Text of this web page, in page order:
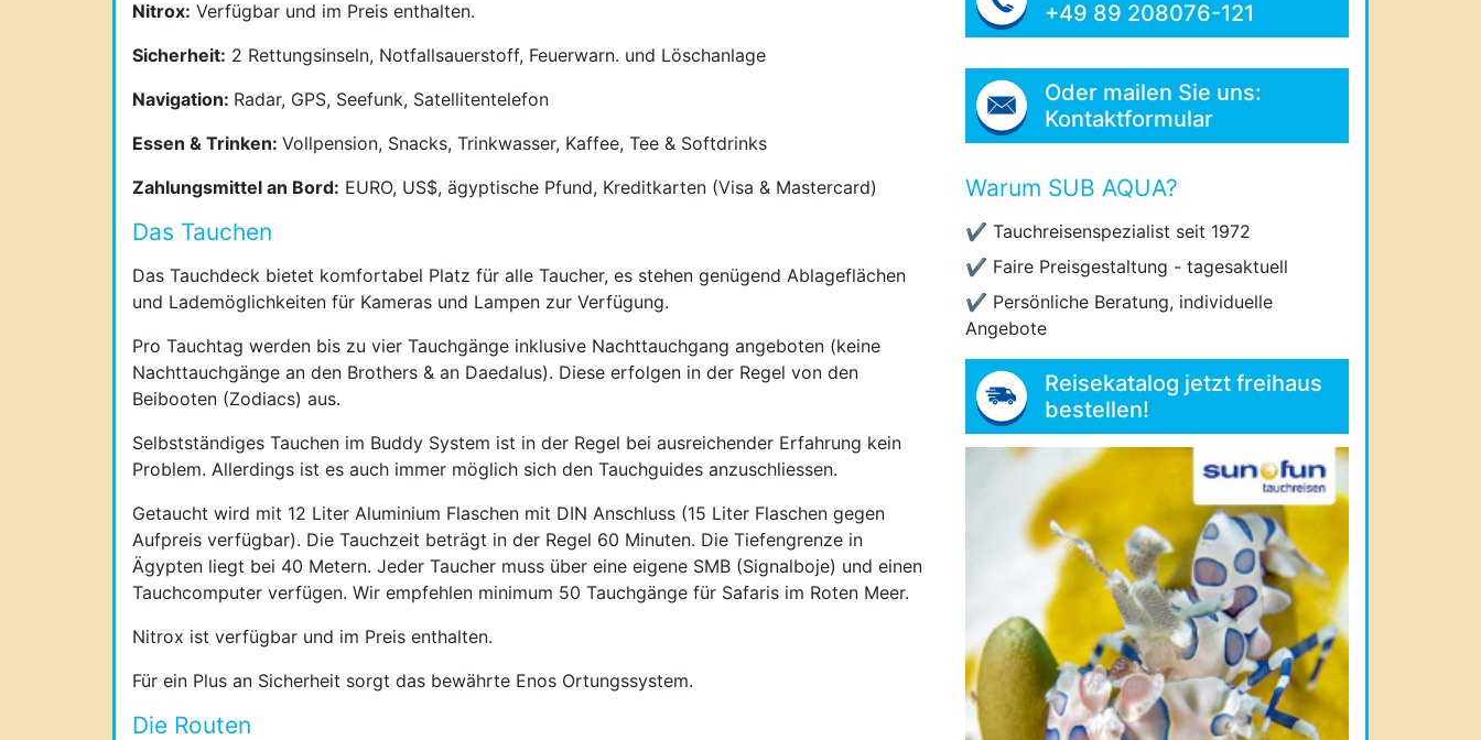
Nitrox: Verfügbar und im Preis enthalten.
Sicherheit: 2 Rettungsinseln, Notfallsauerstoff, Feuerwarn. und Löschanlage
Navigation: Radar, GPS, Seefunk, Satellitentelefon
Essen & Trinken: Vollpension, Snacks, Trinkwasser, Kaffee, Tee & Softdrinks
Zahlungsmittel an Bord: EURO, US$, ägyptische Pfund, Kreditkarten (Visa & Mastercard)
Das Tauchen
Das Tauchdeck bietet komfortabel Platz für alle Taucher, es stehen genügend Ablageflächen
und Lademöglichkeiten für Kameras und Lampen zur Verfügung.
Pro Tauchtag werden bis zu vier Tauchgänge inklusive Nachttauchgang angeboten (keine
Nachttauchgänge an den Brothers & an Daedalus). Diese erfolgen in der Regel von den
Beibooten (Zodiacs) aus.
Selbstständiges Tauchen im Buddy System ist in der Regel bei ausreichender Erfahrung kein
Problem. Allerdings ist es auch immer möglich sich den Tauchguides anzuschliessen.
Getaucht wird mit 12 Liter Aluminium Flaschen mit DIN Anschluss (15 Liter Flaschen gegen
Aufpreis verfügbar). Die Tauchzeit beträgt in der Regel 60 Minuten. Die Tiefengrenze in
Ägypten liegt bei 40 Metern. Jeder Taucher muss über eine eigene SMB (Signalboje) und einen
Tauchcomputer verfügen. Wir empfehlen minimum 50 Tauchgänge für Safaris im Roten Meer.
Nitrox ist verfügbar und im Preis enthalten.
Für ein Plus an Sicherheit sorgt das bewährte Enos Ortungssystem.
Die Routen
+49 89 208076-121
Oder mailen Sie uns:
Kontaktformular
Warum SUB AQUA?
✔ Tauchreisenspezialist seit 1972
✔ Faire Preisgestaltung - tagesaktuell
✔ Persönliche Beratung, individuelle
Angebote
Reisekatalog jetzt freihaus
bestellen!